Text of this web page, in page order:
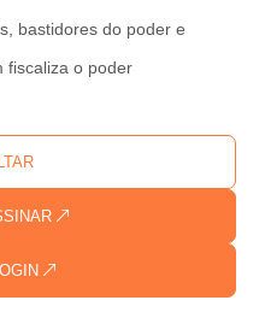
bastidores do poder e
fiscaliza o poder